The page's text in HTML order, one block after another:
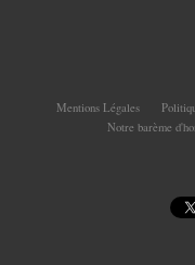
Mentions Légales
Notre barème